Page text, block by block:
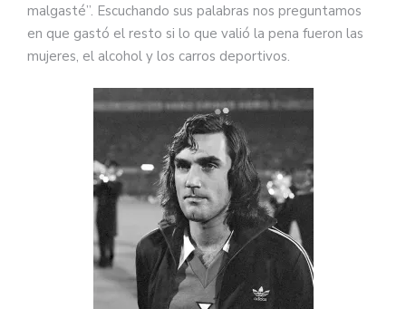
malgasté”. Escuchando sus palabras nos preguntamos
en que gastó el resto si lo que valió la pena fueron las
mujeres, el alcohol y los carros deportivos.